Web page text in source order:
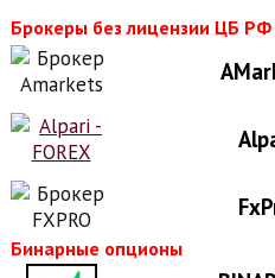
Брокеры без лицензии ЦБ РФ
Бинарные опционы